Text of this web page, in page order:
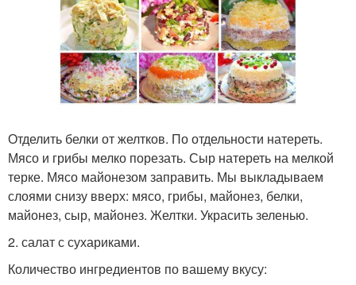
Отделить белки от желтков. По отдельности натереть.
Мясо и грибы мелко порезать. Сыр натереть на мелкой
терке. Мясо майонезом заправить. Мы выкладываем
слоями снизу вверх: мясо, грибы, майонез, белки,
майонез, сыр, майонез. Желтки. Украсить зеленью.
2. салат с сухариками.
Количество ингредиентов по вашему вкусу: